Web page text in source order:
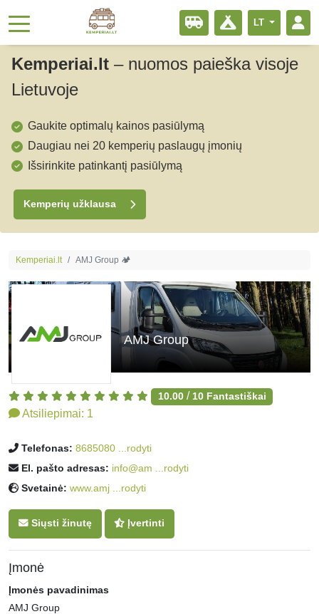
LT
Kemperiai.lt – nuomos paieška visoje
Lietuvoje
Gaukite optimalų kainos pasiūlymą
Daugiau nei 20 kemperių paslaugų įmonių
Išsirinkite patinkantį pasiūlymą
Kemperių užklausa
Kemperiai.lt AMJ Group 🏕
AMJ Group
10.00/10 Fantastiškai
Atsiliepimai: 1
Telefonas: 8685080 ...rodyti
El. pašto adresas: info@am ...rodyti
Svetainė: www.amj ...rodyti
Siųsti žinutę Įvertinti
Įmonė
Įmonės pavadinimas
AMJ Group